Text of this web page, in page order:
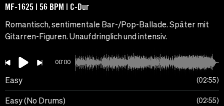
MF-1625 | 56 BPM | C-Dur
Romantisch, sentimentale Bar-/Pop-Ballade. Später mit
Gitarren-Figuren. Unaufdringlich und intensiv.
00:00
Easy 02:55
Easy (No Drums) 02:55